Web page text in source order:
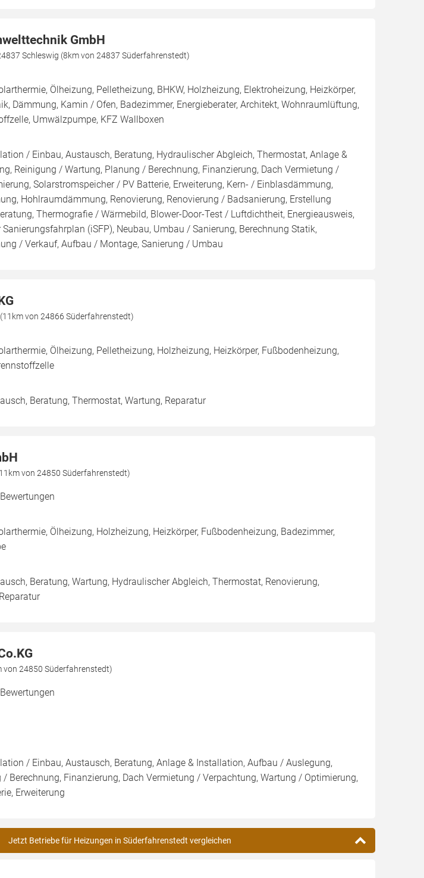
GmbH
Schleswig (8km von 24837 Süderfahrenstedt)
Ölheizung, Pelletheizung, BHKW, Holzheizung, Elektroheizung, Heizkörper,
Dämmung, Kamin / Ofen, Badezimmer, Energieberater, Architekt, Wohnraumlüftung,
Umwälzpumpe, KFZ Wallboxen
/ Einbau, Austausch, Beratung, Hydraulischer Abgleich, Thermostat, Anlage &
Reinigung / Wartung, Planung / Berechnung, Finanzierung, Dach Vermietung /
Solarstromspeicher / PV Batterie, Erweiterung, Kern- / Einblasdämmung,
Hohlraumdämmung, Renovierung, Renovierung / Badsanierung, Erstellung
Thermografie / Wärmebild, Blower-Door-Test / Luftdichtheit, Energieausweis,
(iSFP), Neubau, Umbau / Sanierung, Berechnung Statik,
/ Verkauf, Aufbau / Montage, Sanierung / Umbau
von 24866 Süderfahrenstedt)
Ölheizung, Pelletheizung, Holzheizung, Heizkörper, Fußbodenheizung,
Beratung, Thermostat, Wartung, Reparatur
von 24850 Süderfahrenstedt)
Ölheizung, Holzheizung, Heizkörper, Fußbodenheizung, Badezimmer,
Beratung, Wartung, Hydraulischer Abgleich, Thermostat, Renovierung,
von 24850 Süderfahrenstedt)
/ Einbau, Austausch, Beratung, Anlage & Installation, Aufbau / Auslegung,
Berechnung, Finanzierung, Dach Vermietung / Verpachtung, Wartung / Optimierung,
Erweiterung
Jetzt Betriebe für Heizungen in Süderfahrenstedt vergleichen